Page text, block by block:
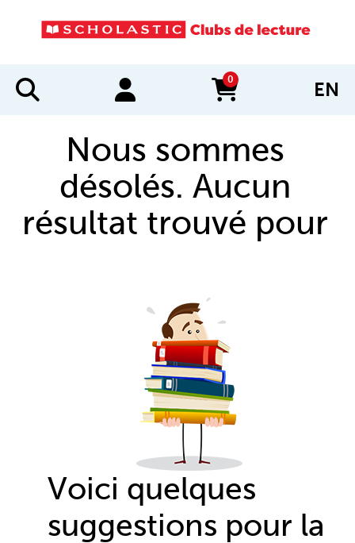
0
items in cart EN
Nous sommes
désolés. Aucun
résultat trouvé pour
Voici quelques
suggestions pour la